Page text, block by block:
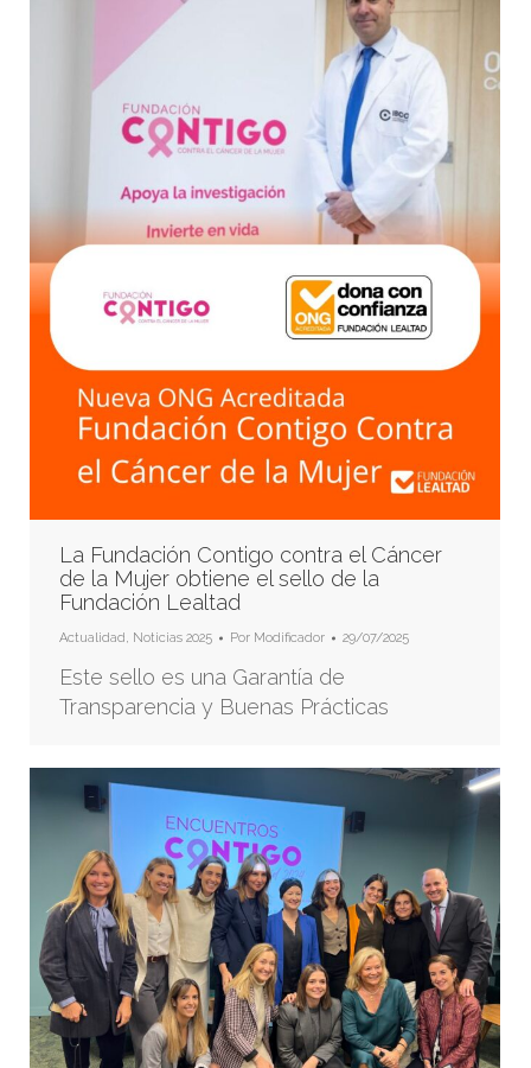
La Fundación Contigo contra el Cáncer
de la Mujer obtiene el sello de la
Fundación Lealtad
Actualidad Noticias 2025 Por Modificador 29/07/2025
Este sello es una Garantía de
Transparencia y Buenas Prácticas